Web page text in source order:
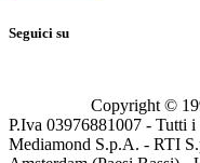
Seguici su
Copyright ©
P.Iva 03976881007 - Tutti
Mediamond S.p.A. - RTI